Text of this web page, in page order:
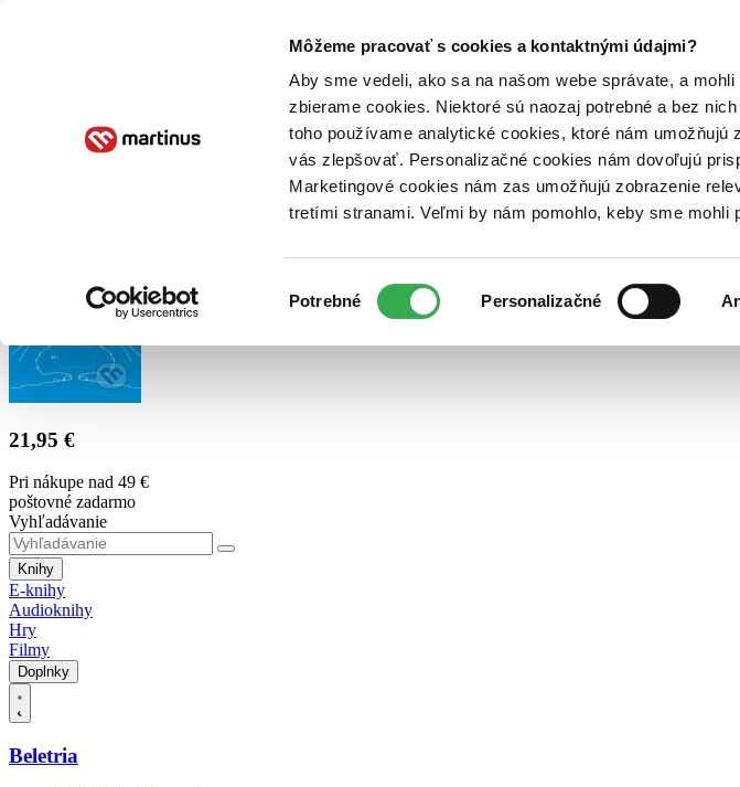
Môžeme pracovať s cookies a kontaktnými údajmi?
Aby sme vedeli, ako sa na našom webe správate, a
zbierame cookies. Niektoré sú naozaj potrebné a bez
toho používame analytické cookies, ktoré nám
vás zlepšovať. Personalizačné cookies nám dovoľujú
Marketingové cookies nám zas umožňujú zobrazenie
tretími stranami. Veľmi by nám pomohlo, keby sme
súhlasu
Potrebné Personalizačné
Poukážky Kontakt
21,95 €
Pri nákupe nad 49 €
poštovné zadarmo
Vyhľadávanie
Knihy
E-knihy
Audioknihy
Hry
Filmy
Doplnky
Beletria